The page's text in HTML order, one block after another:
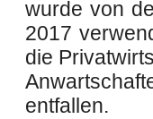
wurde von
2017
die
entfallen.